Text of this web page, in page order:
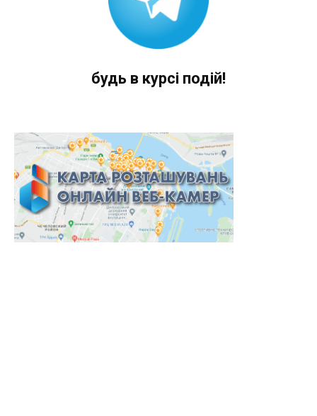
будь в курсі подій!